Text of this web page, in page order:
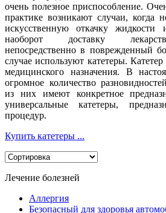
очень полезное приспособление.
практике возникают случаи, когда
искусственную откачку
наоборот доставку
непосредственно в поврежденный
случае используют катетеры.
медицинского назначения. В
огромное количество
из них имеют конкретное
универсальные катетеры,
процедур.
Купить катетеры ...
Лечение болезней
Аллергия
Безопасный для здоровья